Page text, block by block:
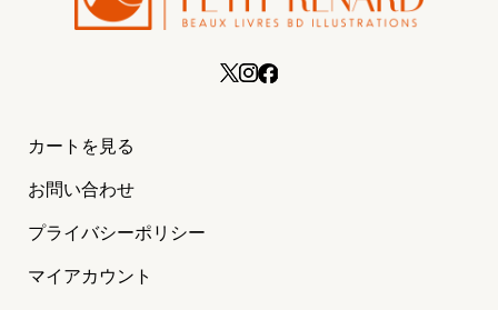
カートを見る
お問い合わせ
プライバシーポリシー
マイアカウント